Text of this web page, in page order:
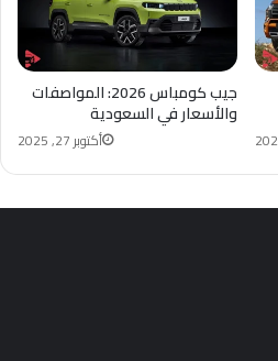
جيب كومباس 2026: المواصفات
والأسعار في السعودية
أكتوبر 27, 2025